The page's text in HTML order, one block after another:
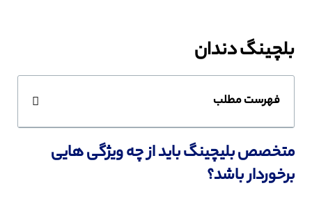
بلچینگ دندان
فهرست مطلب
متخصص بلیچینگ باید از چه ویژگی هایی
برخوردار باشد؟